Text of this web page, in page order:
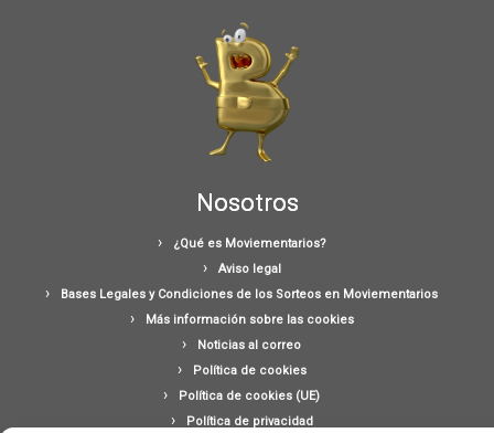
Nosotros
¿Qué es Moviementarios?
Aviso legal
Bases Legales y Condiciones de los Sorteos en Moviementarios
Más información sobre las cookies
Noticias al correo
Política de cookies
Política de cookies (UE)
Política de privacidad